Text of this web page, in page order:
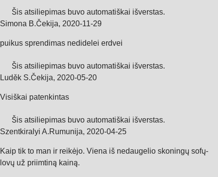
Šis atsiliepimas buvo automatiškai išverstas.
Simona B.Čekija, 2020‑11‑29
puikus sprendimas nedidelei erdvei
Šis atsiliepimas buvo automatiškai išverstas.
Luděk S.Čekija, 2020‑05‑20
Visiškai patenkintas
Šis atsiliepimas buvo automatiškai išverstas.
Szentkiralyi A.Rumunija, 2020‑04‑25
Kaip tik to man ir reikėjo. Viena iš nedaugelio skoningų sofų-
lovų už priimtiną kainą.